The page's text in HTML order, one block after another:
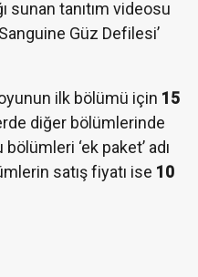
sunan tanıtım videosu
Güz Defilesi’
ilk bölümü için 15
diğer bölümlerinde
‘ek paket’ adı
satış fiyatı ise 10
BILIM
Tüm Cihazlar İçin
Ücretsiz Enerji!